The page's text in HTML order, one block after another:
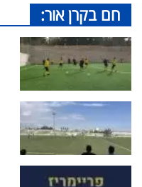
חם בקרן אור: